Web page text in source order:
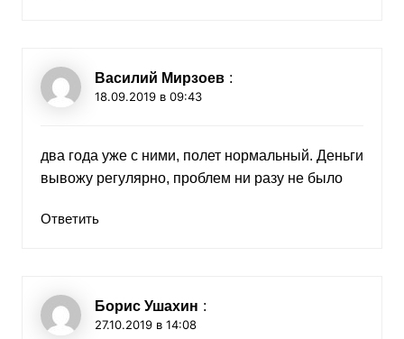
Василий Мирзоев :
18.09.2019 в 09:43
два года уже с ними, полет нормальный. Деньги
вывожу регулярно, проблем ни разу не было
Ответить
Борис Ушахин :
27.10.2019 в 14:08